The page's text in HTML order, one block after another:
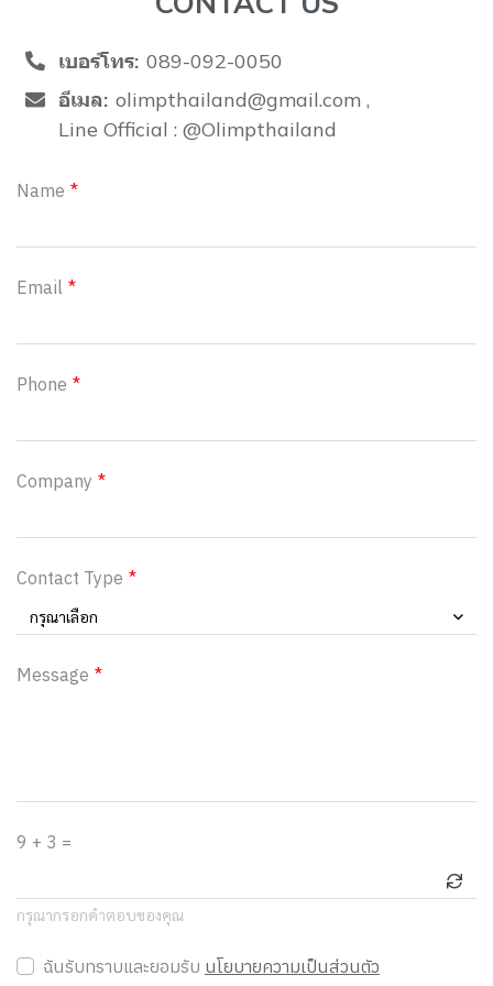
เบอร์โทร: 089-092-0050
อีเมล: olimpthailand@gmail.com
Line Official : @Olimpthailand
Name
Email
Phone
Company
Contact Type
กรุณาเลือก
Message
9 + 3 =
กรุณากรอกคำตอบของคุณ
ฉันรับทราบและยอมรับ นโยบายความเป็นส่วนตัว